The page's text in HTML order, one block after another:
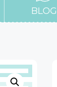
BLOG